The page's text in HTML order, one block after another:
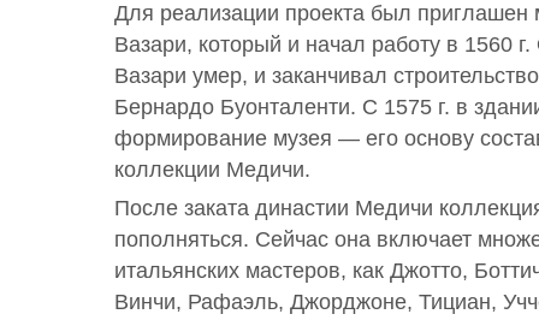
Для реализации проекта был
Вазари, который и начал работу в 1560
Вазари умер, и заканчивал
Бернардо Буонталенти. С 1575 г. в
формирование музея — его основу
коллекции Медичи.
После заката династии Медичи
пополняться. Сейчас она включает
итальянских мастеров, как Джотто,
Винчи, Рафаэль, Джорджоне, Тициан,